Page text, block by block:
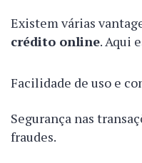
Existem várias
crédito online. Aqui
Facilidade de uso e
Segurança nas
fraudes.